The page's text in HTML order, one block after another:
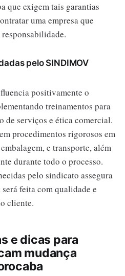
que exigem tais garantias
uma empresa que
pelo SINDIMOV
positivamente o
treinamentos para
de serviços e ética comercial.
procedimentos rigorosos em
e transporte, além
durante todo o processo.
pelo sindicato assegura
feita com qualidade e
cliente.
e dicas para
mudança